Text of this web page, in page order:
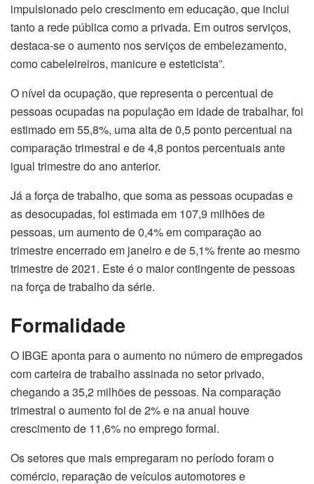
impulsionado pelo crescimento em educação, que inclui
tanto a rede pública como a privada. Em outros serviços,
destaca-se o aumento nos serviços de embelezamento,
como cabeleireiros, manicure e esteticista”.
O nível da ocupação, que representa o percentual de
pessoas ocupadas na população em idade de trabalhar, foi
estimado em 55,8%, uma alta de 0,5 ponto percentual na
comparação trimestral e de 4,8 pontos percentuais ante
igual trimestre do ano anterior.
Já a força de trabalho, que soma as pessoas ocupadas e
as desocupadas, foi estimada em 107,9 milhões de
pessoas, um aumento de 0,4% em comparação ao
trimestre encerrado em janeiro e de 5,1% frente ao mesmo
trimestre de 2021. Este é o maior contingente de pessoas
na força de trabalho da série.
Formalidade
O IBGE aponta para o aumento no número de empregados
com carteira de trabalho assinada no setor privado,
chegando a 35,2 milhões de pessoas. Na comparação
trimestral o aumento foi de 2% e na anual houve
crescimento de 11,6% no emprego formal.
Os setores que mais empregaram no período foram o
comércio, reparação de veículos automotores e